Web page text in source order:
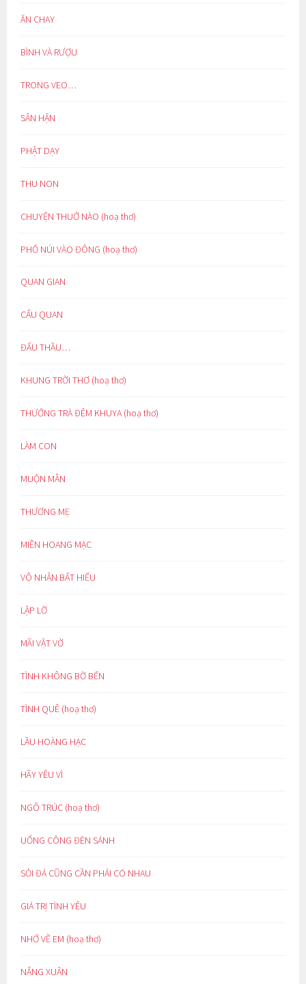
ĂN CHAY
BÌNH VÀ RƯỢU
TRONG VEO…
SÂN HẬN
PHẬT DẠY
THU NON
CHUYỆN THUỞ NÀO (hoạ thơ)
PHỐ NÚI VÀO ĐÔNG (hoạ thơ)
QUAN GIAN
CẨU QUAN
ĐẤU THẦU…
KHUNG TRỜI THƠ (hoạ thơ)
THƯỞNG TRÀ ĐÊM KHUYA (hoạ thơ)
LÀM CON
MUỘN MẰN
THƯƠNG MẸ
MIỀN HOANG MẠC
VÔ NHÂN BẤT HIẾU
LẬP LỜ
MÃI VẬT VỜ
TÌNH KHÔNG BỜ BẾN
TÌNH QUÊ (hoạ thơ)
LẦU HOÀNG HẠC
HÃY YÊU VÌ
NGÕ TRÚC (hoạ thơ)
UỔNG CÔNG ĐÈN SÁNH
SỎI ĐÁ CŨNG CẦN PHẢI CÓ NHAU
GIÁ TRỊ TÌNH YÊU
NHỚ VỀ EM (hoạ thơ)
NẮNG XUÂN